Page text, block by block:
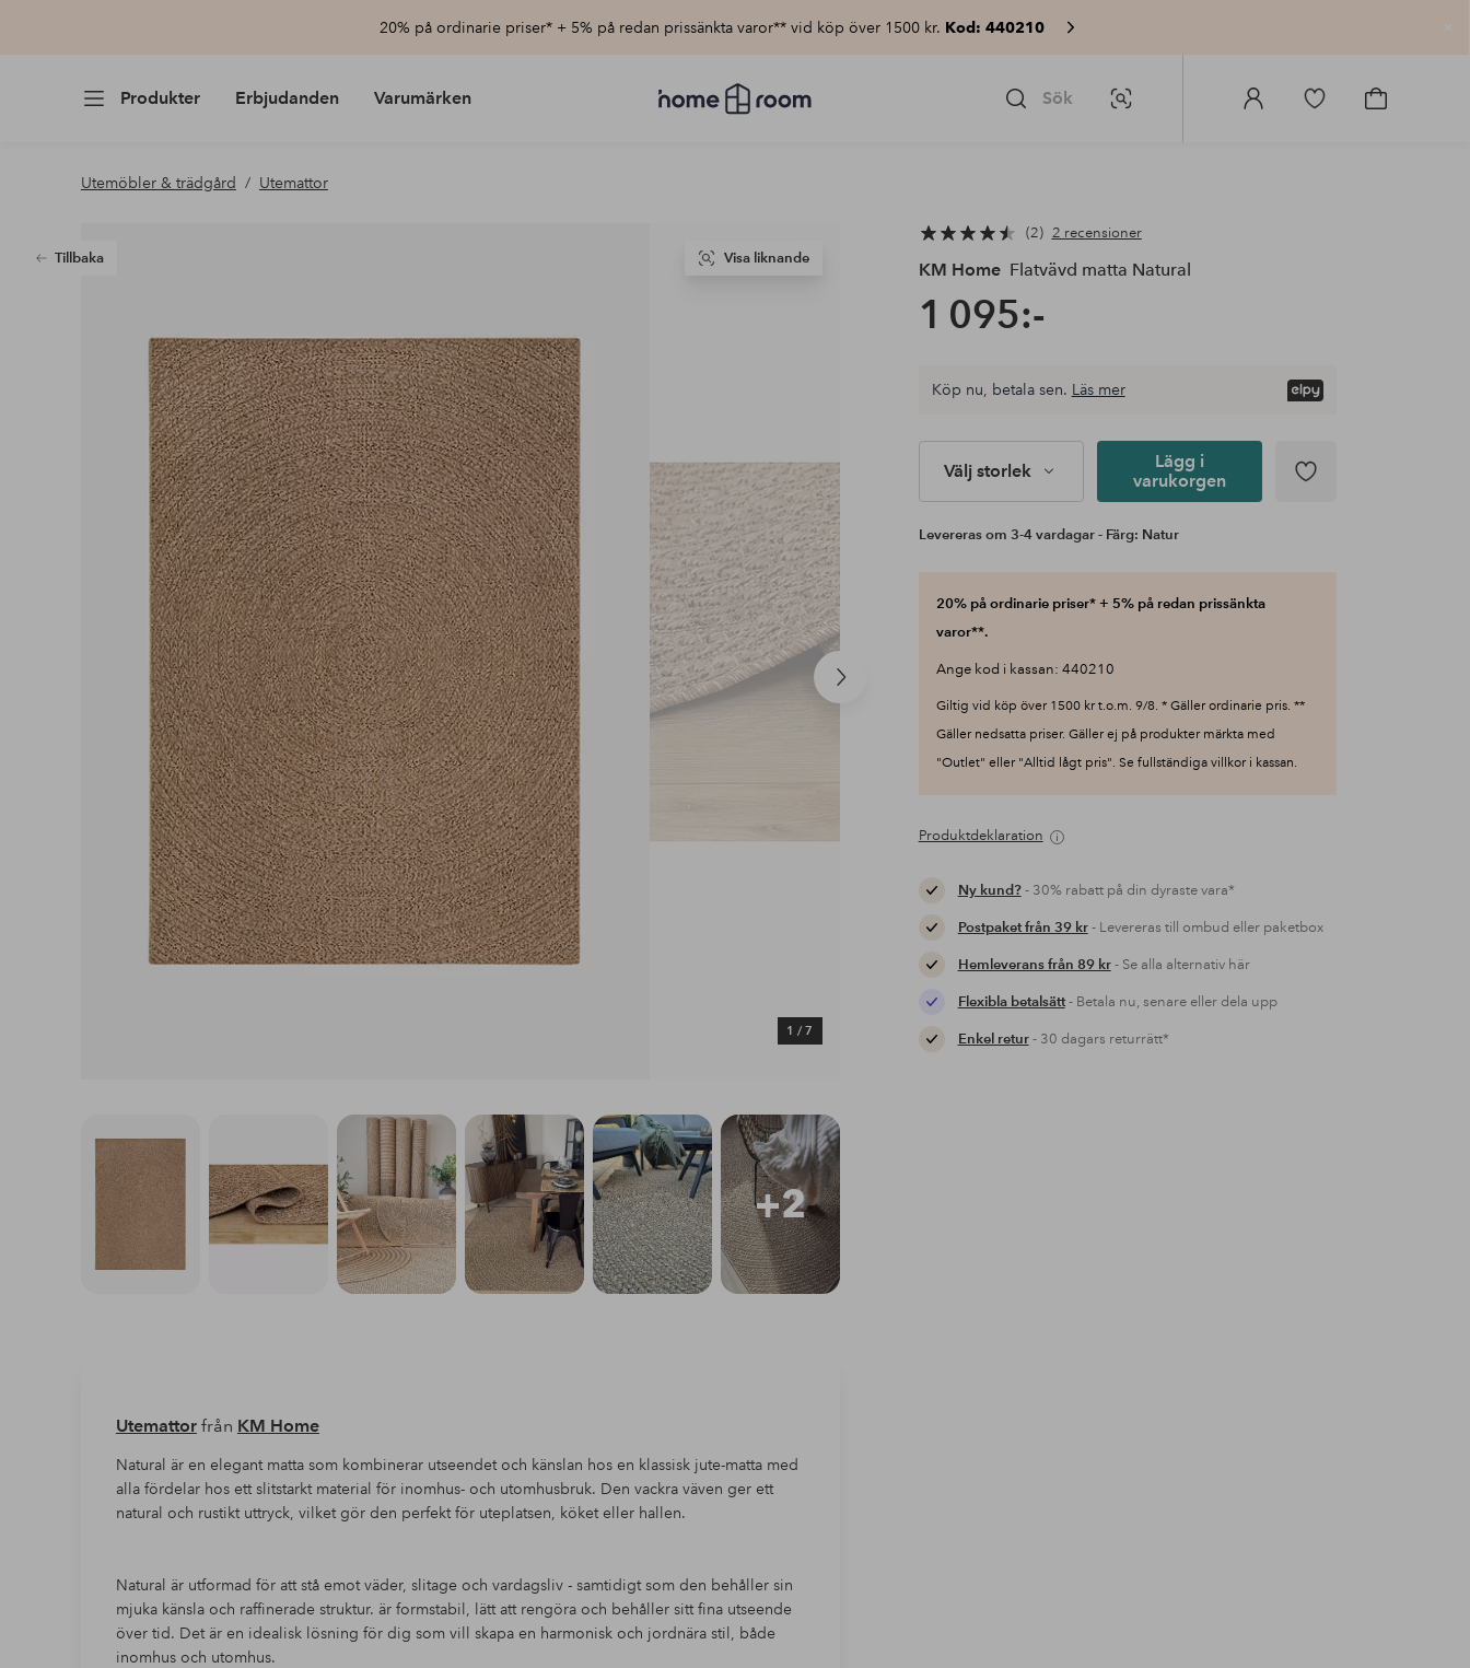
20% på ordinarie priser* + 5% på redan prissänkta varor** vid köp över 1500 kr. Kod: 440210
Produkter Erbjudanden Varumärken
Homeroom
–
Sök Bildsök
Logga
Gå
Gå
Utemöbler & trädgård Utemattor
Tillbaka
Nästa
produkt
1 / 7
Visa liknande
2 2 recensioner
KM Home Flatvävd matta Natural
1 095:-
Köp nu, betala sen. Läs mer
Välj storlek
Lägg i
varukorgen
Levereras om 3-4 vardagar - Färg: Natur
20% på ordinarie priser* + 5% på redan prissänkta
varor**.
Ange kod i kassan: 440210
Giltig vid köp över 1500 kr t.o.m. 9/8. * Gäller ordinarie pris. **
Gäller nedsatta priser. Gäller ej på produkter märkta med
"Outlet" eller "Alltid lågt pris". Se fullständiga villkor i kassan.
Produktdeklaration
Ny kund?- 30% rabatt på din dyraste vara*
Postpaket från 39 kr- Levereras till ombud eller paketbox
Hemleverans från 89 kr- Se alla alternativ här
Flexibla betalsätt- Betala nu, senare eller dela upp
Enkel retur- 30 dagars returrätt*
+2
Utemattorfrån KM Home
Natural är en elegant matta som kombinerar utseendet och känslan hos en klassisk jute-matta med
alla fördelar hos ett slitstarkt material för inomhus- och utomhusbruk. Den vackra väven ger ett
natural och rustikt uttryck, vilket gör den perfekt för uteplatsen, köket eller hallen.
Natural är utformad för att stå emot väder, slitage och vardagsliv - samtidigt som den behåller sin
mjuka känsla och raffinerade struktur. är formstabil, lätt att rengöra och behåller sitt fina utseende
över tid. Det är en idealisk lösning för dig som vill skapa en harmonisk och jordnära stil, både
inomhus och utomhus.